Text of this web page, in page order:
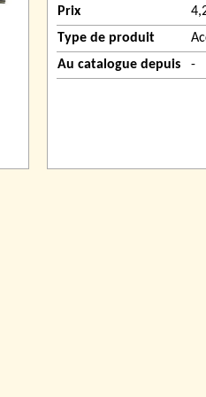
Prix
Type de produit
Au catalogue depuis
-